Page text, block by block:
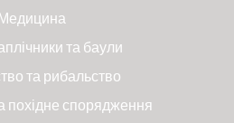
та баули
та рибальство
похідне спорядження